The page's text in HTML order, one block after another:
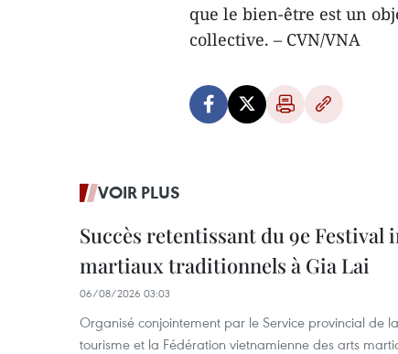
que le bien-être est un
collective. – CVN/VNA
VOIR PLUS
Succès retentissant du 9e
martiaux traditionnels à Gia Lai
06/08/2026 03:03
Organisé conjointement par le Service provincial de
tourisme et la Fédération vietnamienne des arts